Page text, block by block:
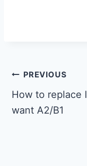
PREVIOUS
How to replace I
want A2/B1